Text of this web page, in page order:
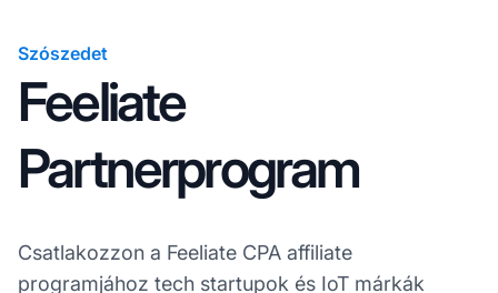
Szószedet
Feeliate
Partnerprogram
Csatlakozzon a Feeliate CPA affiliate
programjához tech startupok és IoT márkák